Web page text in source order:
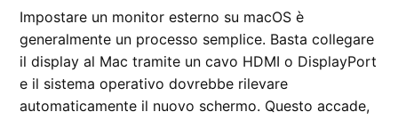
Impostare un monitor esterno su macOS è
generalmente un processo semplice. Basta collegare
il display al Mac tramite un cavo HDMI o DisplayPort
e il sistema operativo dovrebbe rilevare
automaticamente il nuovo schermo. Questo accade,